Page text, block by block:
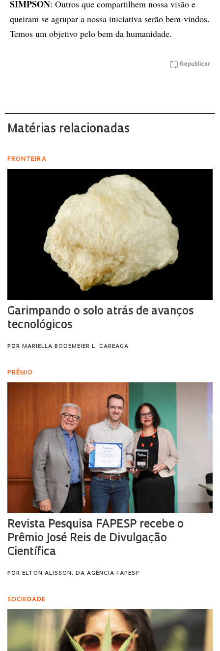
SIMPSON: Outros que compartilhem nossa visão e
queiram se agrupar a nossa iniciativa serão bem-vindos.
Temos um objetivo pelo bem da humanidade.
Republicar